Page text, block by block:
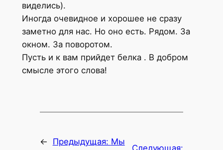
виделись).
Иногда очевидное и хорошее не сразу
заметно для нас. Но оно есть. Рядом. За
окном. За поворотом.
Пусть и к вам прийдет белка . В добром
смысле этого слова!
← Предыдущая: Мы